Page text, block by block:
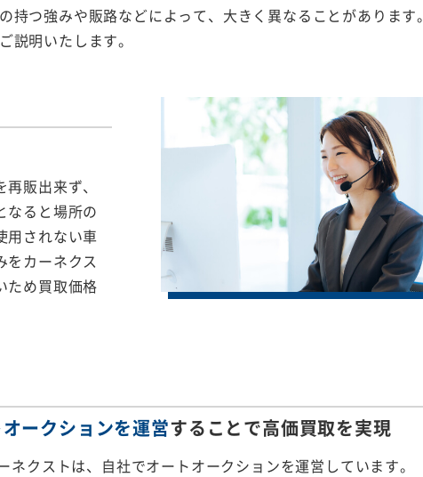
つ強みや販路などによって、大きく異なることがあります。
説明いたします。
販出来ず、
なると場所の
用されない車
をカーネクス
ため買取価格
ークションを運営することで高価買取を実現
ネクストは、自社でオートオークションを運営しています。